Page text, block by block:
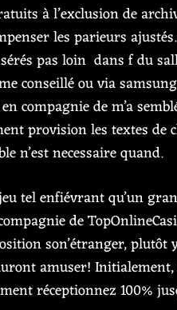
à l’exclusion de
les parieurs ajustés.
pas loin dans f du
conseillé ou via
compagnie de m’a
provision les textes
n’est necessaire quand.
tel enfiévrant qu’un
de
son’étranger,
amuser!
réceptionnez 100%